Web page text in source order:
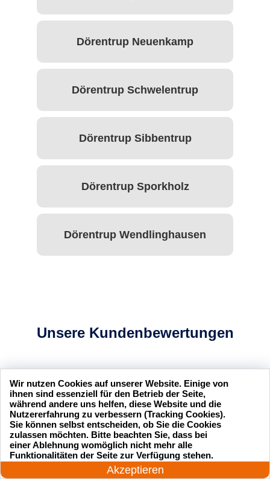
Dörentrup Neuenkamp
Dörentrup Schwelentrup
Dörentrup Sibbentrup
Dörentrup Sporkholz
Dörentrup Wendlinghausen
Unsere Kundenbewertungen
Service
und professionell.
zufrieden mit ihrer
Ich hatte mich ausgesperrt und
der Schlüsseldienst Service
hat mir innerhalb von 15
Minuten geholfen. Sehr
zuverlässig!
24 Stunden am Tag
Akzeptieren
Wir nutzen Cookies auf unserer Website. Einige von
ihnen sind essenziell für den Betrieb der Seite,
während andere uns helfen, diese Website und die
Nutzererfahrung zu verbessern (Tracking Cookies).
Sie können selbst entscheiden, ob Sie die Cookies
zulassen möchten. Bitte beachten Sie, dass bei
einer Ablehnung womöglich nicht mehr alle
Funktionalitäten der Seite zur Verfügung stehen.